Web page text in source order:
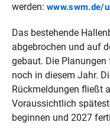
werden: www.swm.de/
Das bestehende
abgebrochen und auf
gebaut. Die
noch in diesem Jahr.
Rückmeldungen fließt
Voraussichtlich
beginnen und 2027